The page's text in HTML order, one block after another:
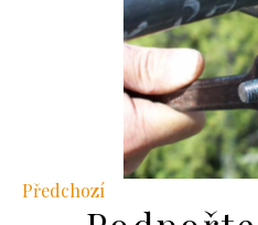
Předchozí